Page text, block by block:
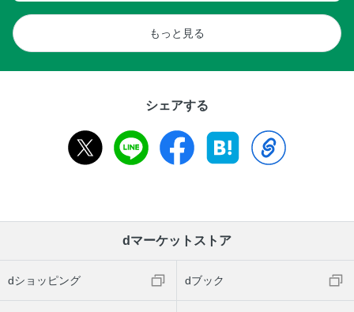
もっと見る
シェアする
dマーケットストア
dショッピング dブック